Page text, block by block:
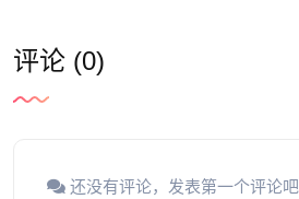
评论 (0)
还没有评论，发表第一个评论吧